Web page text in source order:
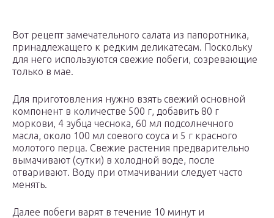
Вот рецепт замечательного салата из папоротника,
принадлежащего к редким деликатесам. Поскольку
для него используются свежие побеги, созревающие
только в мае.
Для приготовления нужно взять свежий основной
компонент в количестве 500 г, добавить 80 г
моркови, 4 зубца чеснока, 60 мл подсолнечного
масла, около 100 мл соевого соуса и 5 г красного
молотого перца. Свежие растения предварительно
вымачивают (сутки) в холодной воде, после
отваривают. Воду при отмачивании следует часто
менять.
Далее побеги варят в течение 10 минут и